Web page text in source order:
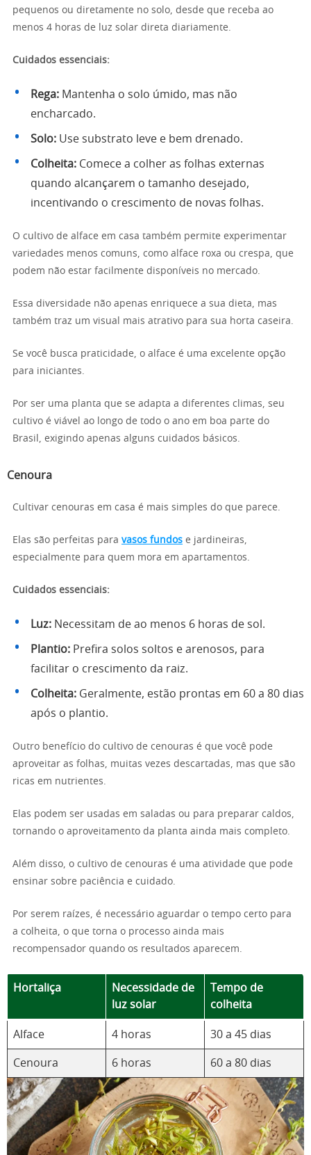
pequenos ou diretamente no solo, desde que receba ao
menos 4 horas de luz solar direta diariamente.
Cuidados essenciais:
Rega: Mantenha o solo úmido, mas não
encharcado.
Solo: Use substrato leve e bem drenado.
Colheita: Comece a colher as folhas externas
quando alcançarem o tamanho desejado,
incentivando o crescimento de novas folhas.
O cultivo de alface em casa também permite experimentar
variedades menos comuns, como alface roxa ou crespa, que
podem não estar facilmente disponíveis no mercado.
Essa diversidade não apenas enriquece a sua dieta, mas
também traz um visual mais atrativo para sua horta caseira.
Se você busca praticidade, o alface é uma excelente opção
para iniciantes.
Por ser uma planta que se adapta a diferentes climas, seu
cultivo é viável ao longo de todo o ano em boa parte do
Brasil, exigindo apenas alguns cuidados básicos.
Cenoura
Cultivar cenouras em casa é mais simples do que parece.
Elas são perfeitas para vasos fundos e jardineiras,
especialmente para quem mora em apartamentos.
Cuidados essenciais:
Luz: Necessitam de ao menos 6 horas de sol.
Plantio: Prefira solos soltos e arenosos, para
facilitar o crescimento da raiz.
Colheita: Geralmente, estão prontas em 60 a 80 dias
após o plantio.
Outro benefício do cultivo de cenouras é que você pode
aproveitar as folhas, muitas vezes descartadas, mas que são
ricas em nutrientes.
Elas podem ser usadas em saladas ou para preparar caldos,
tornando o aproveitamento da planta ainda mais completo.
Além disso, o cultivo de cenouras é uma atividade que pode
ensinar sobre paciência e cuidado.
Por serem raízes, é necessário aguardar o tempo certo para
a colheita, o que torna o processo ainda mais
recompensador quando os resultados aparecem.
Hortaliça
Necessidade de
luz solar
Tempo de
colheita
Alface 4 horas 30 a 45 dias
Cenoura 6 horas 60 a 80 dias